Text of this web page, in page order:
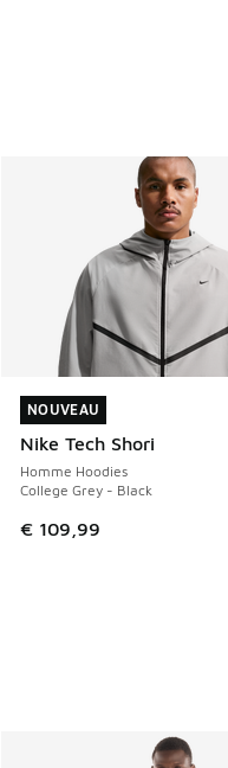
NOUVEAU
Nike Tech Shori
Homme Hoodies
College Grey - Black
€ 109,99
NOUVEAU